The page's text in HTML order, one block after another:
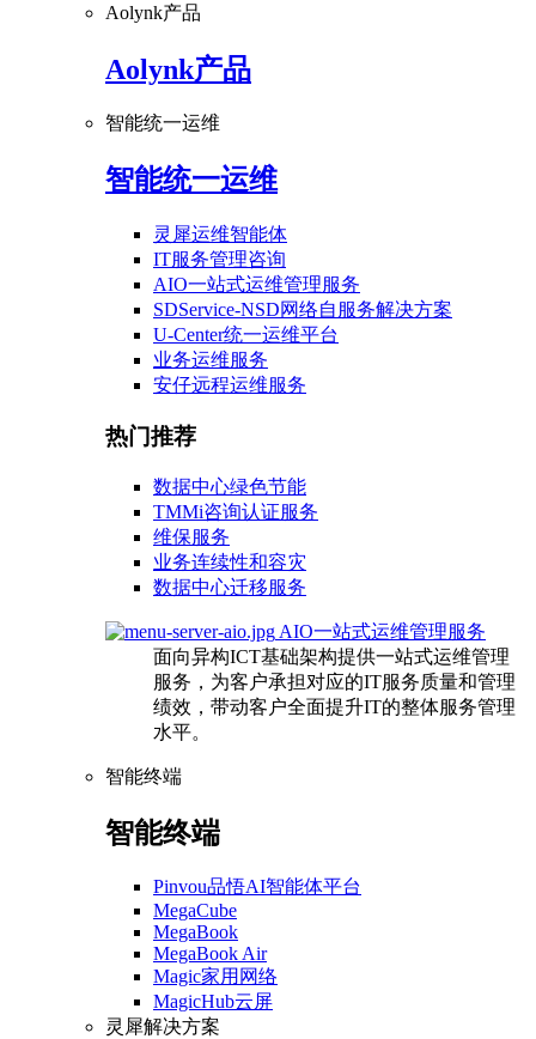
Aolynk产品
Aolynk产品
智能统一运维
智能统一运维
灵犀运维智能体
IT服务管理咨询
AIO一站式运维管理服务
SDService-NSD网络自服务解决方案
U-Center统一运维平台
业务运维服务
安仔远程运维服务
热门推荐
数据中心绿色节能
TMMi咨询认证服务
维保服务
业务连续性和容灾
数据中心迁移服务
AIO一站式运维管理服务
面向异构ICT基础架构提供一站式运维管理
服务，为客户承担对应的IT服务质量和管理
绩效，带动客户全面提升IT的整体服务管理
水平。
智能终端
智能终端
Pinvou品悟AI智能体平台
MegaCube
MegaBook
MegaBook Air
Magic家用网络
MagicHub云屏
灵犀解决方案